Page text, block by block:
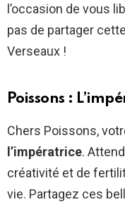
l’occasion de vous
pas de partager
Verseaux !
Poissons :
Chers Poissons,
l’impératrice.
créativité et de
vie. Partagez ces